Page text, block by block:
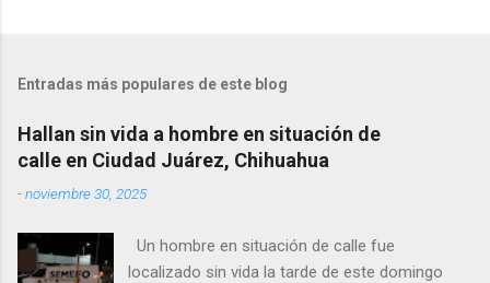
Entradas más populares de este blog
Hallan sin vida a hombre en situación de
calle en Ciudad Juárez, Chihuahua
-noviembre 30, 2025
Un hombre en situación de calle fue
localizado sin vida la tarde de este domingo